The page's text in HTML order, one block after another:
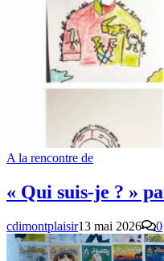
A la rencontre de
« Qui suis-je ? »
cdimontplaisir13 mai 2026 0